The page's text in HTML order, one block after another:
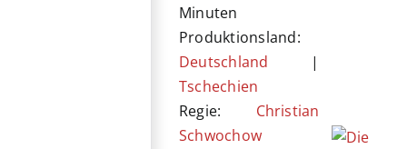
Minuten
Produktionsland:
Deutschland |
Tschechien
Regie: Christian
Schwochow